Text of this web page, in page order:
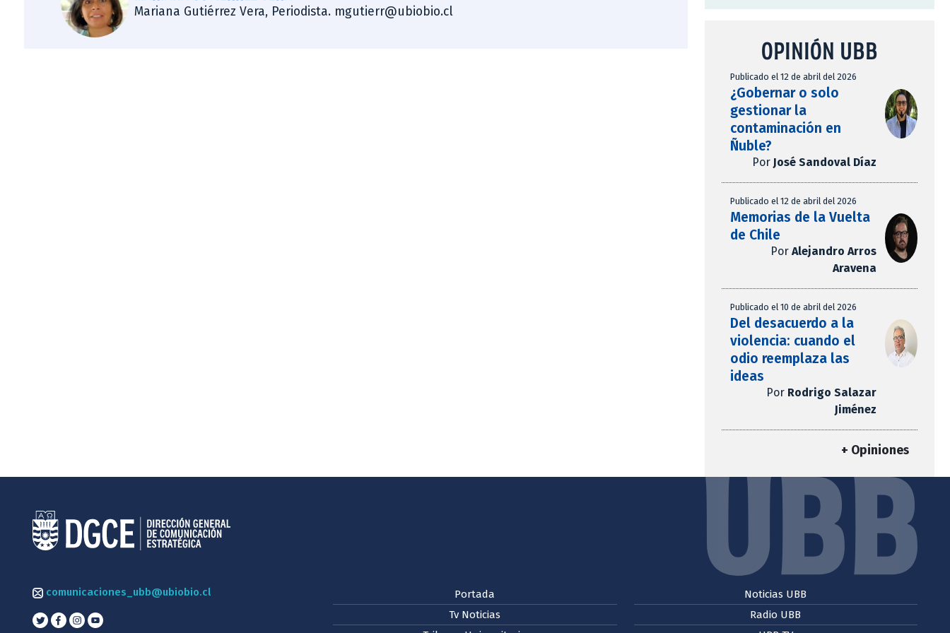
Mariana Gutiérrez Vera, Periodista. mgutierr@ubiobio.cl
OPINIÓN UBB
Publicado el 12 de abril del 2026
¿Gobernar o solo
gestionar la
contaminación en
Ñuble?
Por José Sandoval Díaz
Publicado el 12 de abril del 2026
Memorias de la Vuelta
de Chile
Por Alejandro Arros
Aravena
Publicado el 10 de abril del 2026
Del desacuerdo a la
violencia: cuando el
odio reemplaza las
ideas
Por Rodrigo Salazar
Jiménez
+ Opiniones
comunicaciones_ubb@ubiobio.cl
Portada
Tv Noticias
Noticias UBB
Radio UBB